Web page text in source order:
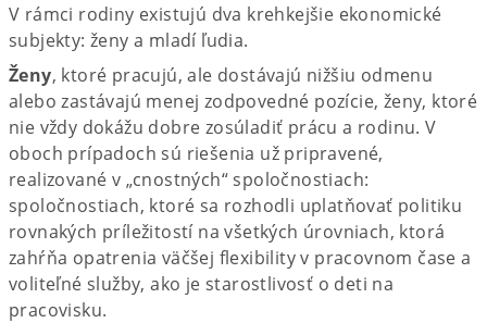
V rámci rodiny existujú dva krehkejšie ekonomické
subjekty: ženy a mladí ľudia.
Ženy, ktoré pracujú, ale dostávajú nižšiu odmenu
alebo zastávajú menej zodpovedné pozície, ženy, ktoré
nie vždy dokážu dobre zosúladiť prácu a rodinu. V
oboch prípadoch sú riešenia už pripravené,
realizované v „cnostných“ spoločnostiach:
spoločnostiach, ktoré sa rozhodli uplatňovať politiku
rovnakých príležitostí na všetkých úrovniach, ktorá
zahŕňa opatrenia väčšej flexibility v pracovnom čase a
voliteľné služby, ako je starostlivosť o deti na
pracovisku.